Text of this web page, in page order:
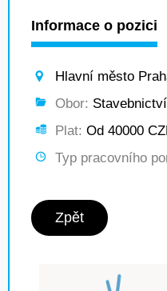
Informace o pozici
Hlavní město
Obor:
Plat: Od 40000
Typ pracovního
Zpět